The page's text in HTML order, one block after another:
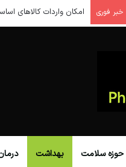
خبر فوری امکان واردات کالاهای
حوزه سلامت بهداشت